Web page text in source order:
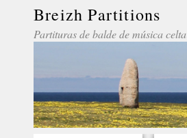
Breizh Partitions
Partituras de balde de música celta